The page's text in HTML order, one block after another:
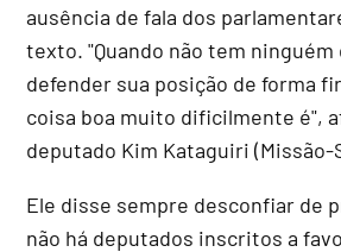
ausência de fala dos
texto. "Quando não tem ninguém
defender sua posição de forma
coisa boa muito dificilmente é",
deputado Kim Kataguiri (Missão-
Ele disse sempre desconfiar de
não há deputados inscritos a